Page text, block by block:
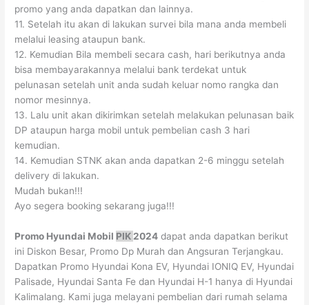
promo yang anda dapatkan dan lainnya.
11. Setelah itu akan di lakukan survei bila mana anda membeli
melalui leasing ataupun bank.
12. Kemudian Bila membeli secara cash, hari berikutnya anda
bisa membayarakannya melalui bank terdekat untuk
pelunasan setelah unit anda sudah keluar nomo rangka dan
nomor mesinnya.
13. Lalu unit akan dikirimkan setelah melakukan pelunasan baik
DP ataupun harga mobil untuk pembelian cash 3 hari
kemudian.
14. Kemudian STNK akan anda dapatkan 2-6 minggu setelah
delivery di lakukan.
Mudah bukan!!!
Ayo segera booking sekarang juga!!!
Promo Hyundai Mobil PIK 2024 dapat anda dapatkan berikut
ini Diskon Besar, Promo Dp Murah dan Angsuran Terjangkau.
Dapatkan Promo Hyundai Kona EV, Hyundai IONIQ EV, Hyundai
Palisade, Hyundai Santa Fe dan Hyundai H-1 hanya di Hyundai
Kalimalang. Kami juga melayani pembelian dari rumah selama